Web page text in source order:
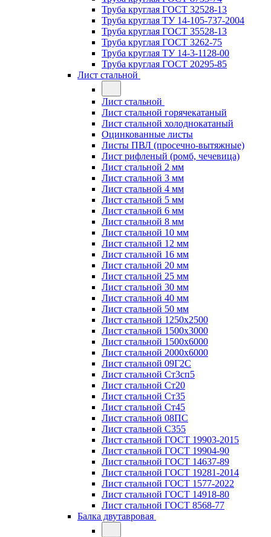
Труба круглая ГОСТ 32528-13
Труба круглая ТУ 14-105-737-2004
Труба круглая ГОСТ 35528-13
Труба круглая ГОСТ 3262-75
Труба круглая ТУ 14-3-1128-00
Труба круглая ГОСТ 20295-85
Лист стальной
Лист стальной
Лист стальной горячекатаный
Лист стальной холоднокатаный
Оцинкованные листы
Листы ПВЛ (просечно-вытяжные)
Лист рифленый (ромб, чечевица)
Лист стальной 2 мм
Лист стальной 3 мм
Лист стальной 4 мм
Лист стальной 5 мм
Лист стальной 6 мм
Лист стальной 8 мм
Лист стальной 10 мм
Лист стальной 12 мм
Лист стальной 16 мм
Лист стальной 20 мм
Лист стальной 25 мм
Лист стальной 30 мм
Лист стальной 40 мм
Лист стальной 50 мм
Лист стальной 1250х2500
Лист стальной 1500х3000
Лист стальной 1500х6000
Лист стальной 2000х6000
Лист стальной 09Г2С
Лист стальной Ст3сп5
Лист стальной Ст20
Лист стальной Ст35
Лист стальной Ст45
Лист стальной 08ПС
Лист стальной С355
Лист стальной ГОСТ 19903-2015
Лист стальной ГОСТ 19904-90
Лист стальной ГОСТ 14637-89
Лист стальной ГОСТ 19281-2014
Лист стальной ГОСТ 1577-2022
Лист стальной ГОСТ 14918-80
Лист стальной ГОСТ 8568-77
Балка двутавровая